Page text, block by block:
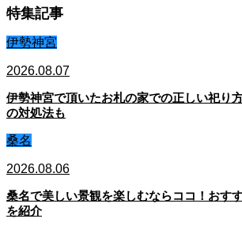
特集記事
伊勢神宮
2026.08.07
伊勢神宮で頂いたお札の家での正しい祀り
の対処法も
桑名
2026.08.06
桑名で美しい景観を楽しむならココ！おす
を紹介